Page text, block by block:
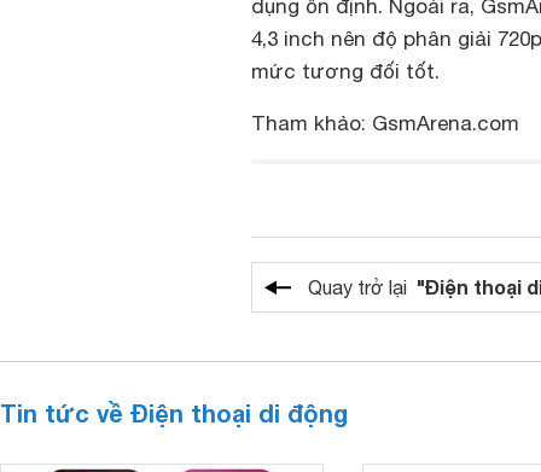
dụng ổn định. Ngoài ra,
4,3 inch nên độ phân giải
mức tương đối tốt.
Tham khảo: GsmArena.com
Quay trở lại "Điện thoại
Tin tức về Điện thoại di động